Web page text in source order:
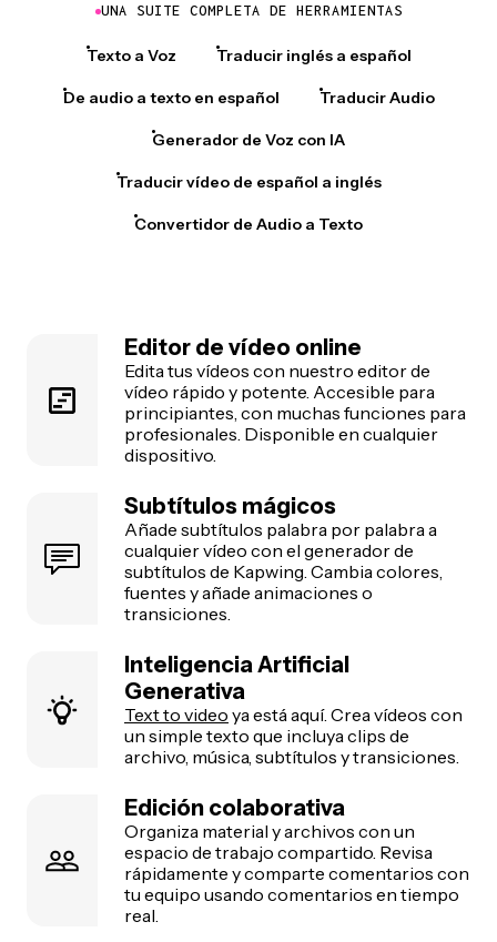
UNA SUITE COMPLETA DE HERRAMIENTAS
Texto a Voz Traducir inglés a español
De audio a texto en español Traducir Audio
Generador de Voz con IA
Traducir vídeo de español a inglés
Convertidor de Audio a Texto
Editor de vídeo online
Edita tus vídeos con nuestro editor de
vídeo rápido y potente. Accesible para
principiantes, con muchas funciones para
profesionales. Disponible en cualquier
dispositivo.
Subtítulos mágicos
Añade subtítulos palabra por palabra a
cualquier vídeo con el generador de
subtítulos de Kapwing. Cambia colores,
fuentes y añade animaciones o
transiciones.
Inteligencia Artificial
Generativa
Text to video ya está aquí. Crea vídeos con
un simple texto que incluya clips de
archivo, música, subtítulos y transiciones.
Edición colaborativa
Organiza material y archivos con un
espacio de trabajo compartido. Revisa
rápidamente y comparte comentarios con
tu equipo usando comentarios en tiempo
real.